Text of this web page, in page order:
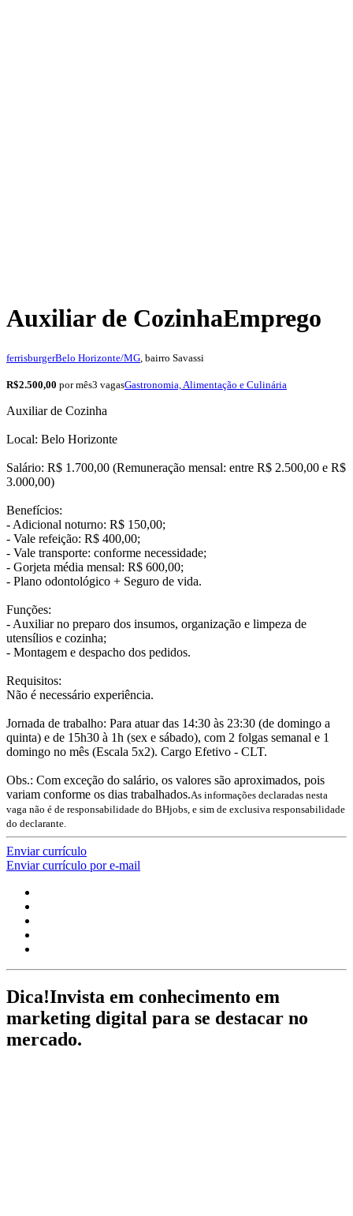
Auxiliar de CozinhaEmprego
ferrisburgerBelo Horizonte/MG , bairro Savassi
R$2.500,00 por mês3 vagasGastronomia, Alimentação e Culinária
Auxiliar de Cozinha
Local: Belo Horizonte
Salário: R$ 1.700,00 (Remuneração mensal: entre R$ 2.500,00 e R$
3.000,00)
Benefícios:
- Adicional noturno: R$ 150,00;
- Vale refeição: R$ 400,00;
- Vale transporte: conforme necessidade;
- Gorjeta média mensal: R$ 600,00;
- Plano odontológico + Seguro de vida.
Funções:
- Auxiliar no preparo dos insumos, organização e limpeza de
utensílios e cozinha;
- Montagem e despacho dos pedidos.
Requisitos:
Não é necessário experiência.
Jornada de trabalho: Para atuar das 14:30 às 23:30 (de domingo a
quinta) e de 15h30 à 1h (sex e sábado), com 2 folgas semanal e 1
domingo no mês (Escala 5x2). Cargo Efetivo - CLT.
Obs.: Com exceção do salário, os valores são aproximados, pois
variam conforme os dias trabalhados.As informações declaradas nesta
vaga não é de responsabilidade do BHjobs, e sim de exclusiva responsabilidade
do declarante.
Enviar currículo
Enviar currículo por e-mail
Dica!Invista em conhecimento em
marketing digital para se destacar no
mercado.